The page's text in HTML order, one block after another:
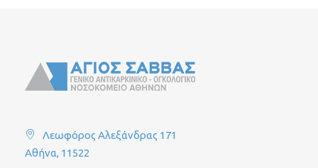
Λεωφόρος Αλεξάνδρας 171
Αθήνα, 11522